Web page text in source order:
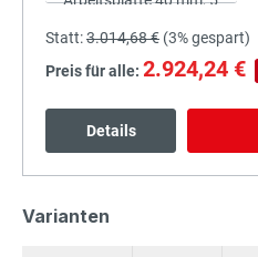
Statt:3.014,68 € (3%gespart)
Preis für alle: 2.924,24 €
Details
Varianten